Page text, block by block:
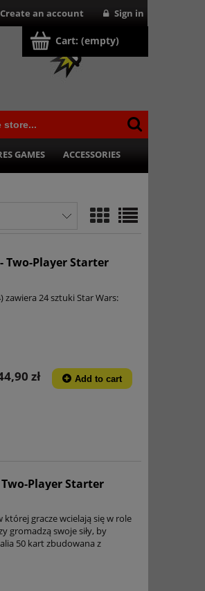
Create an account Sign in
Cart: (empty)
GAMES ACCESSORIES
Two-Player Starter
24 sztuki Star Wars:
zł Add to cart
Player Starter
gracze wcielają się w role
gromadzą swoje siły, by
50 kart zbudowana z